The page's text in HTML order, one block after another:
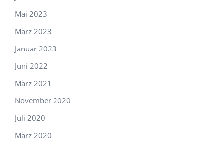
Mai 2023
März 2023
Januar 2023
Juni 2022
März 2021
November 2020
Juli 2020
März 2020